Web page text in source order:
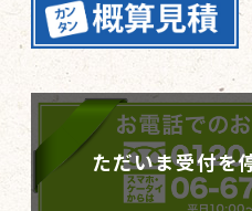
ただいま受付を